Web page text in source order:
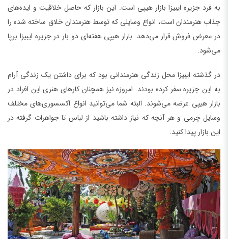
به فرد جزیره ایبیزا بازار هیپی است. این بازار که حاصل خلاقیت و ایده‌های
جذاب هنرمندان است، انواع وسایلی که توسط هنرمندان خلاق ساخته شده را
در معرض فروش قرار می‌دهد. بازار هیپی هفته‌ای دو بار در جزیره ایبیزا برپا
می‌شود.
در گذشته ایبیزا محل زندگی هنرمندانی بود که برای داشتن یک زندگی آرام
به این جزیره سفر کرده بودند. امروزه نیز همچنان کارهای هنری این افراد در
بازار هیپی عرضه می‌شوند. البته شما می‌توانید انواع اکسسوری‌های مختلف
وسایل چرمی و هر آنچه که نیاز داشته باشید از لباس تا جواهرات گرفته در
این بازار پیدا کنید.